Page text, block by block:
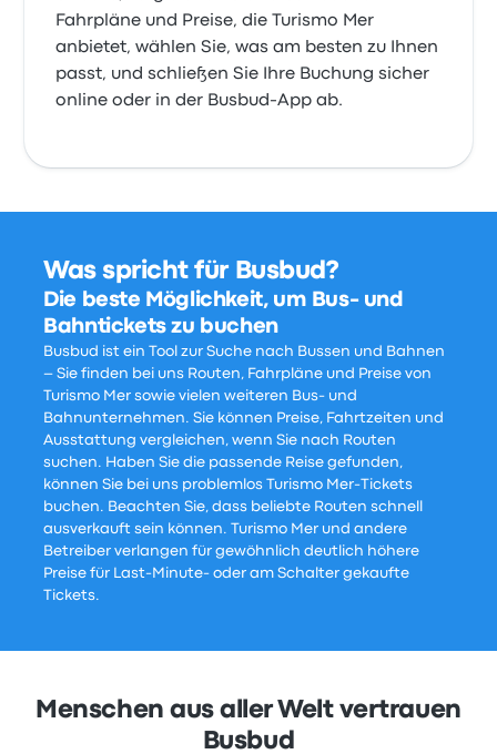
Fahrpläne und Preise, die Turismo Mer
anbietet, wählen Sie, was am besten zu Ihnen
passt, und schließen Sie Ihre Buchung sicher
online oder in der Busbud-App ab.
Was spricht für Busbud?
Die beste Möglichkeit, um Bus- und
Bahntickets zu buchen
Busbud ist ein Tool zur Suche nach Bussen und Bahnen
– Sie finden bei uns Routen, Fahrpläne und Preise von
Turismo Mer sowie vielen weiteren Bus- und
Bahnunternehmen. Sie können Preise, Fahrtzeiten und
Ausstattung vergleichen, wenn Sie nach Routen
suchen. Haben Sie die passende Reise gefunden,
können Sie bei uns problemlos Turismo Mer-Tickets
buchen. Beachten Sie, dass beliebte Routen schnell
ausverkauft sein können. Turismo Mer und andere
Betreiber verlangen für gewöhnlich deutlich höhere
Preise für Last-Minute- oder am Schalter gekaufte
Tickets.
Menschen aus aller Welt vertrauen
Busbud